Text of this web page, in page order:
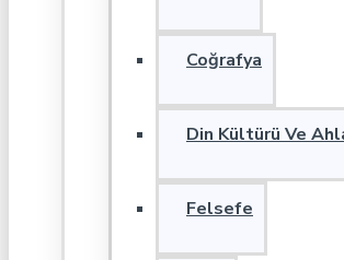
Coğrafya
Din Kültürü Ve
Felsefe